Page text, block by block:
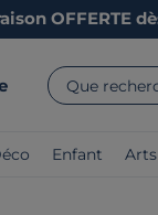
OFFERTE
Que
Enfant